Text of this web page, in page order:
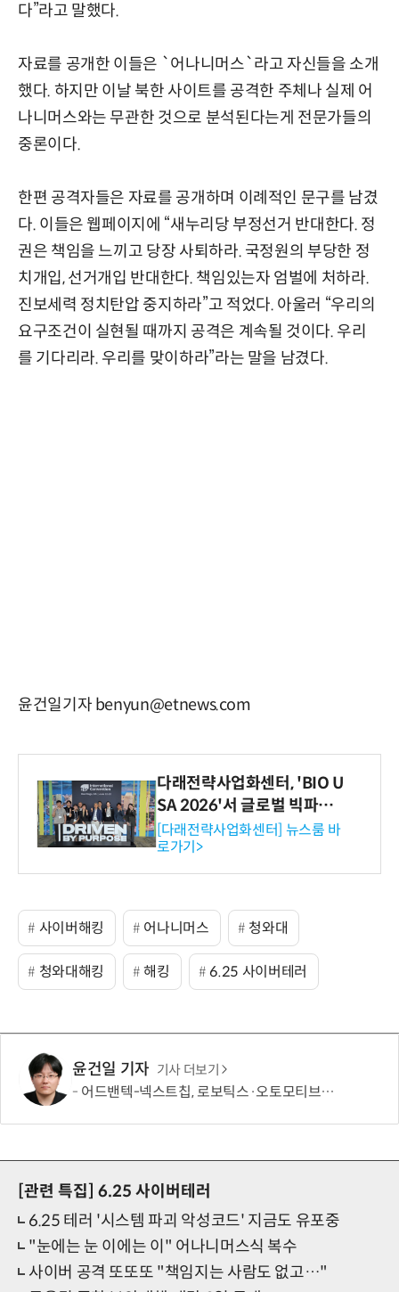
다”라고 말했다.
자료를 공개한 이들은 `어나니머스`라고 자신들을 소개
했다. 하지만 이날 북한 사이트를 공격한 주체나 실제 어
나니머스와는 무관한 것으로 분석된다는게 전문가들의
중론이다.
한편 공격자들은 자료를 공개하며 이례적인 문구를 남겼
다. 이들은 웹페이지에 “새누리당 부정선거 반대한다. 정
권은 책임을 느끼고 당장 사퇴하라. 국정원의 부당한 정
치개입, 선거개입 반대한다. 책임있는자 엄벌에 처하라.
진보세력 정치탄압 중지하라”고 적었다. 아울러 “우리의
요구조건이 실현될 때까지 공격은 계속될 것이다. 우리
를 기다리라. 우리를 맞이하라”라는 말을 남겼다.
윤건일기자 benyun@etnews.com
다래전략사업화센터, 'BIO U
SA 2026'서 글로벌 빅파마
와의 비즈니스 미팅 지원…K
-바이오 해외 진출 교두보 확
보
[다래전략사업화센터] 뉴스룸 바
로가기>
사이버해킹 어나니머스 청와대
청와대해킹 해킹 6.25 사이버테러
윤건일 기자 기사 더보기
어드밴텍-넥스트칩, 로보틱스·오토모티브용 ECU 개발 협력
[관련 특집] 6.25 사이버테러
6.25 테러 '시스템 파괴 악성코드' 지금도 유포중
"눈에는 눈 이에는 이" 어나니머스식 복수
사이버 공격 또또또 "책임지는 사람도 없고…"